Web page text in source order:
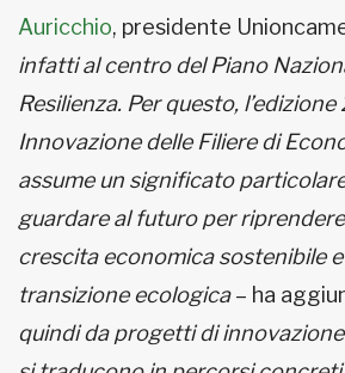
Auricchio, presidente
infatti al centro del Piano
Resilienza. Per questo,
Innovazione delle Filiere di
assume un significato
guardare al futuro per
crescita economica sostenibile e
transizione ecologica– ha
quindi da progetti di